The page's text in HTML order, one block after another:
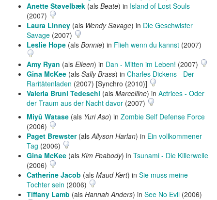
Anette Støvelbæk (als Beate) in Island of Lost Souls
(2007)
Laura Linney (als Wendy Savage) in Die Geschwister
Savage (2007)
Leslie Hope (als Bonnie) in Flieh wenn du kannst (2007)
Amy Ryan (als Eileen) in Dan - Mitten im Leben! (2007)
Gina McKee (als Sally Brass) in Charles Dickens - Der
Raritätenladen (2007) [Synchro (2010)]
Valeria Bruni Tedeschi (als Marcelline) in Actrices - Oder
der Traum aus der Nacht davor (2007)
Miyû Watase (als Yuri Aso) in Zombie Self Defense Force
(2006)
Paget Brewster(alsAllyson Harlan) in Ein vollkommener
Tag (2006)
Gina McKee (als Kim Peabody) in Tsunami - Die Killerwelle
(2006)
Catherine Jacob (als Maud Kert) in Sie muss meine
Tochter sein (2006)
Tiffany Lamb (als Hannah Anders) in See No Evil (2006)